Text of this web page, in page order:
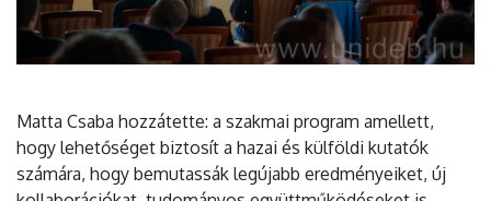
Matta Csaba hozzátette: a szakmai program amellett,
hogy lehetőséget biztosít a hazai és külföldi kutatók
számára, hogy bemutassák legújabb eredményeiket, új